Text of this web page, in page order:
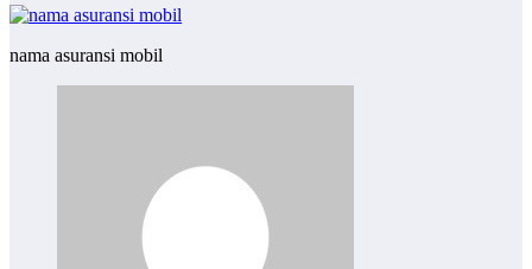
nama asuransi mobil